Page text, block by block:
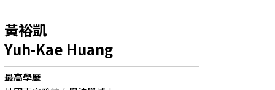
黃裕凱
Yuh-Kae Huang
最高學歷